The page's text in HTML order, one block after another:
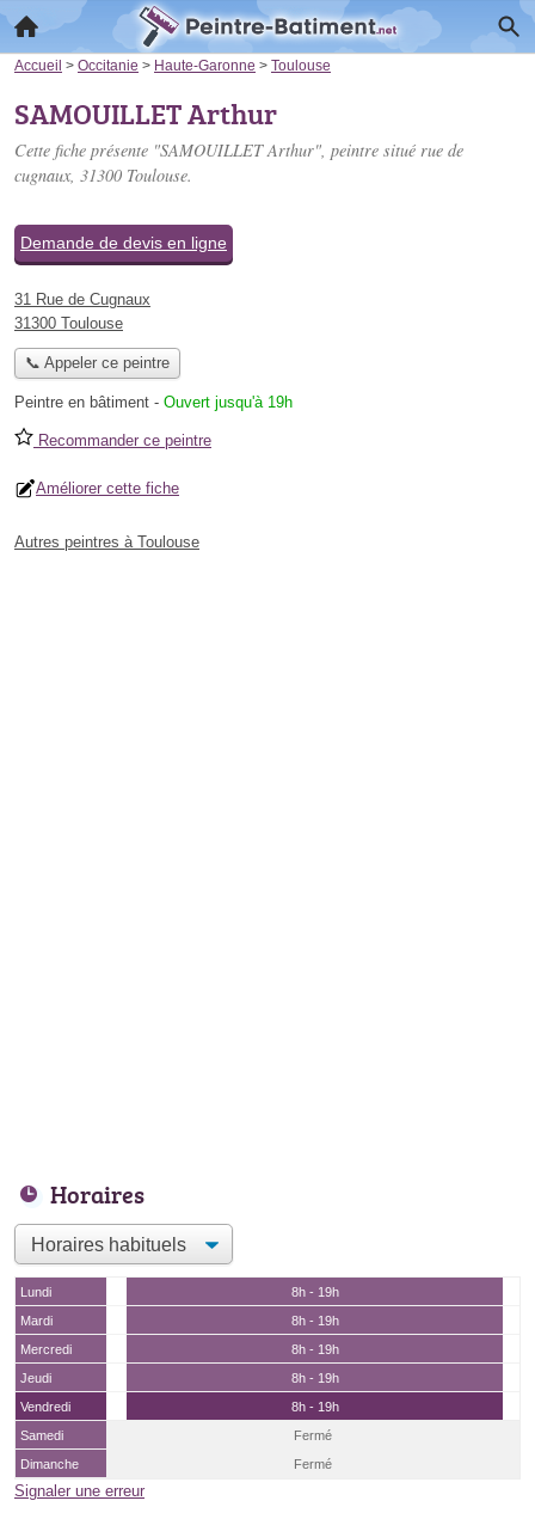
Accueil > Occitanie > Haute-Garonne > Toulouse
SAMOUILLET Arthur
Cette fiche présente "SAMOUILLET Arthur", peintre situé rue de
cugnaux, 31300 Toulouse.
Demande de devis en ligne
31 Rue de Cugnaux
31300 Toulouse
📞 Appeler ce peintre
Peintre en bâtiment - Ouvert jusqu'à 19h
Recommander ce peintre
Améliorer cette fiche
Autres peintres à Toulouse
Horaires
Lundi
8h - 19h
Mardi
8h - 19h
Mercredi
8h - 19h
Jeudi
8h - 19h
Vendredi
8h - 19h
Samedi
Fermé
Dimanche
Fermé
Signaler une erreur